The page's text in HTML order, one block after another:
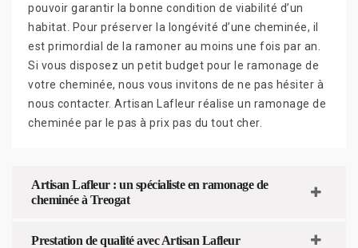
pouvoir garantir la bonne condition de viabilité d’un
habitat. Pour préserver la longévité d’une cheminée, il
est primordial de la ramoner au moins une fois par an.
Si vous disposez un petit budget pour le ramonage de
votre cheminée, nous vous invitons de ne pas hésiter à
nous contacter. Artisan Lafleur réalise un ramonage de
cheminée par le pas à prix pas du tout cher.
Artisan Lafleur : un spécialiste en ramonage de
cheminée à Treogat
Prestation de qualité avec Artisan Lafleur